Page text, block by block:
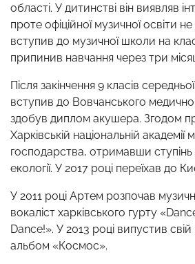
області. У дитинстві він виявляв
проте офіційної музичної освіти
вступив до музичної школи на
припинив навчання через три
Після закінчення 9 класів
вступив до Вовчанського
здобув диплом акушера. Згодом
Харківській національній академії
господарства, отримавши
екології. У 2017 році переїхав до
У 2011 році Артем розпочав
вокаліст харківського гурту
Dance!». У 2013 році випустив
альбом «Космос».